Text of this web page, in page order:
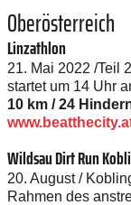
Oberösterreich
Linzathlon
21. Mai 2022 /Teil
startet um 14 Uhr
10 km / 24
Wildsau Dirt Run
20. August /
Rahmen des